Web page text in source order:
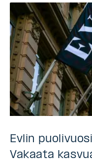
Evlin
Vakaata